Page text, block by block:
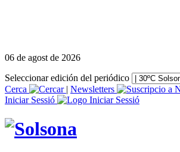
06 de agost de 2026
Seleccionar edición del periódico
Cerca
| Newsletters
Iniciar Sessió